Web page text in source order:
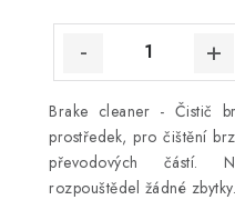
Brake cleaner - Čistič
prostředek, pro čištění
převodových částí.
rozpouštědel žádné zbytky.